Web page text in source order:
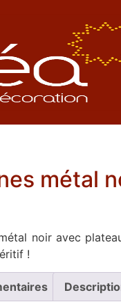
métal
noir avec
!